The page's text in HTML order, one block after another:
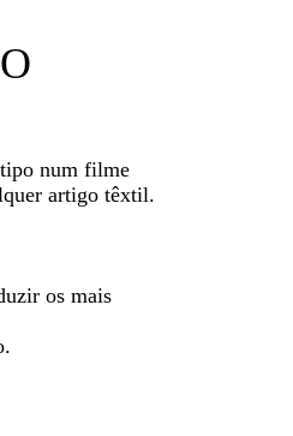
num filme
artigo têxtil.
os mais